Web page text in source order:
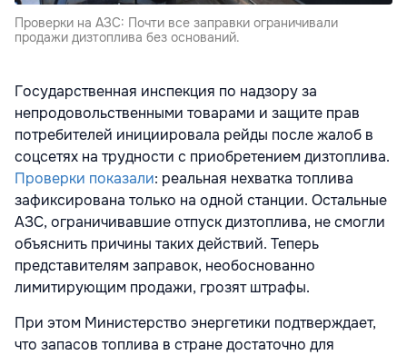
Проверки на АЗС: Почти все заправки ограничивали
продажи дизтоплива без оснований.
Государственная инспекция по надзору за
непродовольственными товарами и защите прав
потребителей инициировала рейды после жалоб в
соцсетях на трудности с приобретением дизтоплива.
Проверки показали: реальная нехватка топлива
зафиксирована только на одной станции. Остальные
АЗС, ограничивавшие отпуск дизтоплива, не смогли
объяснить причины таких действий. Теперь
представителям заправок, необоснованно
лимитирующим продажи, грозят штрафы.
При этом Министерство энергетики подтверждает,
что запасов топлива в стране достаточно для